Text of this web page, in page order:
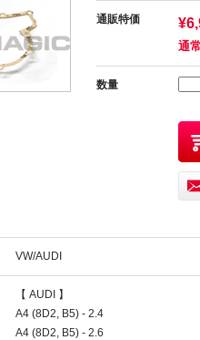
通販特価
通
数量
VW/AUDI
【 AUDI 】
A4 (8D2, B5) - 2.4
A4 (8D2, B5) - 2.6